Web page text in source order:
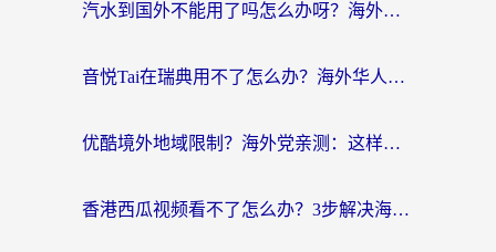
汽水到国外不能用了吗怎么办呀？海外党追剧看片的救星在这里！
音悦Tai在瑞典用不了怎么办？海外华人追剧听歌的实用指南
优酷境外地域限制？海外党亲测：这样看国内剧再也不卡（附3个实用场景解决）
香港西瓜视频看不了怎么办？3步解决海外追剧难题，附靠谱加速器推荐